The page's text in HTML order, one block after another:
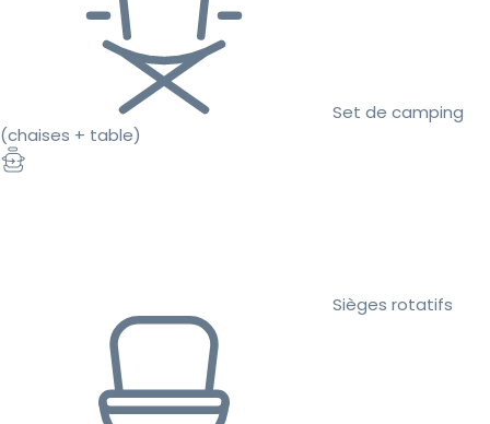
Set de camping
(chaises + table)
Sièges rotatifs